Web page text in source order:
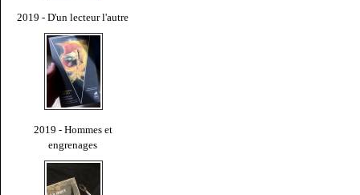
2019 - D'un lecteur l'autre
2019 - Hommes et
engrenages